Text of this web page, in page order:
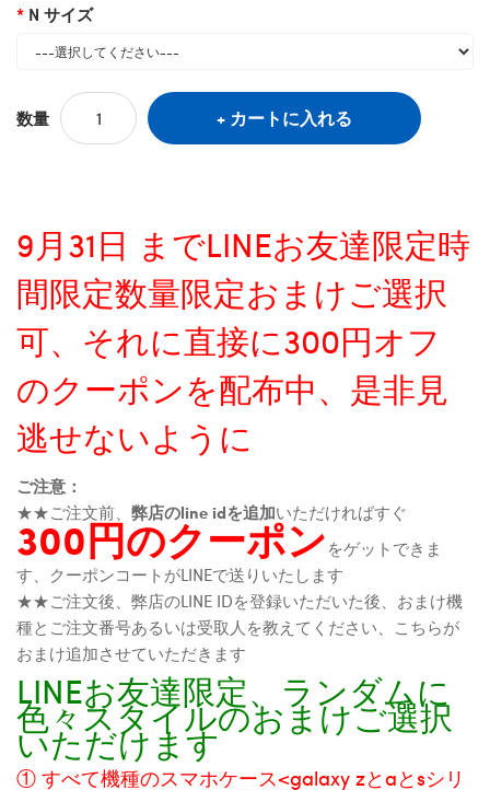
N サイズ
数量 カートに入れる
9月31日 までLINEお友達限定時
間限定数量限定おまけご選択
可、それに直接に300円オフ
のクーポンを配布中、是非見
逃せないように
ご注意：
★★ご注文前、 弊店のline idを追加いただければすぐ
300円のクーポンをゲットできま
す、クーポンコートがLINEで送りいたします
★★ご注文後、弊店のLINE IDを登録いただいた後、おまけ機
種とご注文番号あるいは受取人を教えてください、こちらが
おまけ追加させていただきます
LINEお友達限定、ランダムに
色々スタイルのおまけご選択
いただけます
① すべて機種のスマホケース<galaxy zとaとsシリ